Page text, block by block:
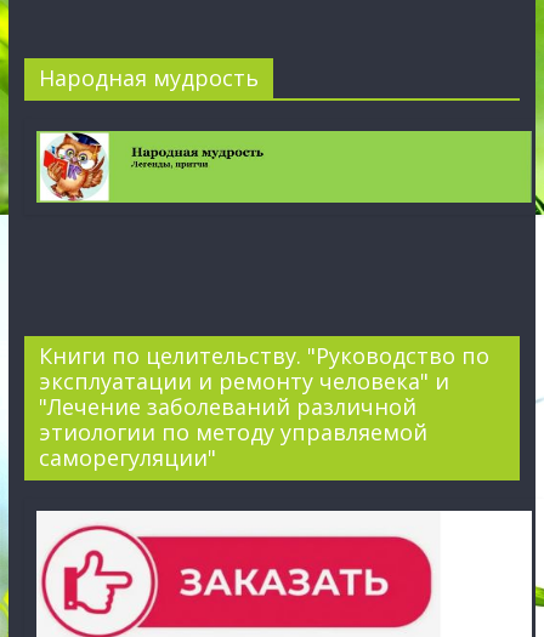
Народная мудрость
Книги по целительству. "Руководство по
эксплуатации и ремонту человека" и
"Лечение заболеваний различной
этиологии по методу управляемой
саморегуляции"